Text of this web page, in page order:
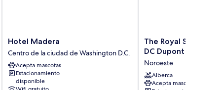
Hotel
Madera
Centro
de
la
ciudad
Hotel Madera
Centro de la ciudad de Washington D.C.
Acepta mascotas
Estacionamiento
disponible
The
Royal
Sonesta
Washington
DC
Dupont
The Royal Sonesta
DC Dupont Circle
Noroeste
Alberca
Acepta mascotas